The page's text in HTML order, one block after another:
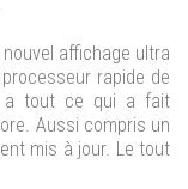
affichage ultra
rapide de
a tout ce qui a fait
Aussi compris un
mis à jour. Le tout